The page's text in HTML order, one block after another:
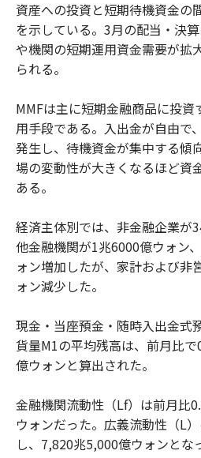
資産への投資と短期待機資金の
を示している。3月の配当・決
や機関の短期運用資金需要が拡
られる。
MMFは主に短期金融商品に投
用手段である。入出金が自由で
発生し、待機資金が集中する傾
場の変動性が大きくなるほど資
ある。
経済主体別では、非金融企業が
他金融機関が1兆6000億ウォン
ォン増加したが、家計および非
ォン減少した。
現金・当座預金・随時入出金式
貨量M1の平均残高は、前月比
億ウォンと算出された。
金融機関流動性（Lf）は前月比
ウォンだった。広義流動性（L
し、7,820兆5,000億ウォンとな